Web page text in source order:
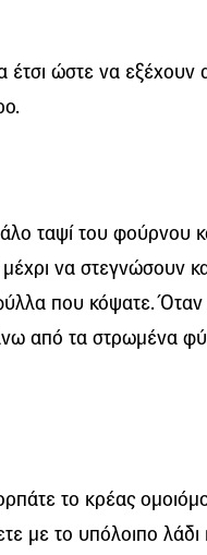
ώστε να εξέχουν
ταψί του φούρνου
να στεγνώσουν
που κόψατε.
από τα στρωμένα
το κρέας
με το υπόλοιπο λάδι